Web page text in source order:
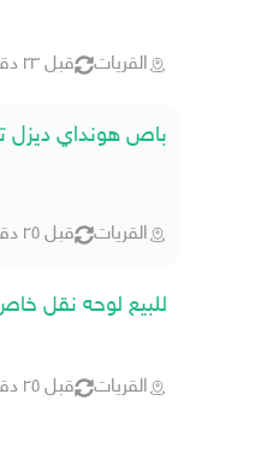
القريات قبل ٢٣ دقيقة
باص هونداي ديزل
القريات قبل ٢٥ دقيقة
للبيع لوحه نقل
القريات قبل ٢٥ دقيقة